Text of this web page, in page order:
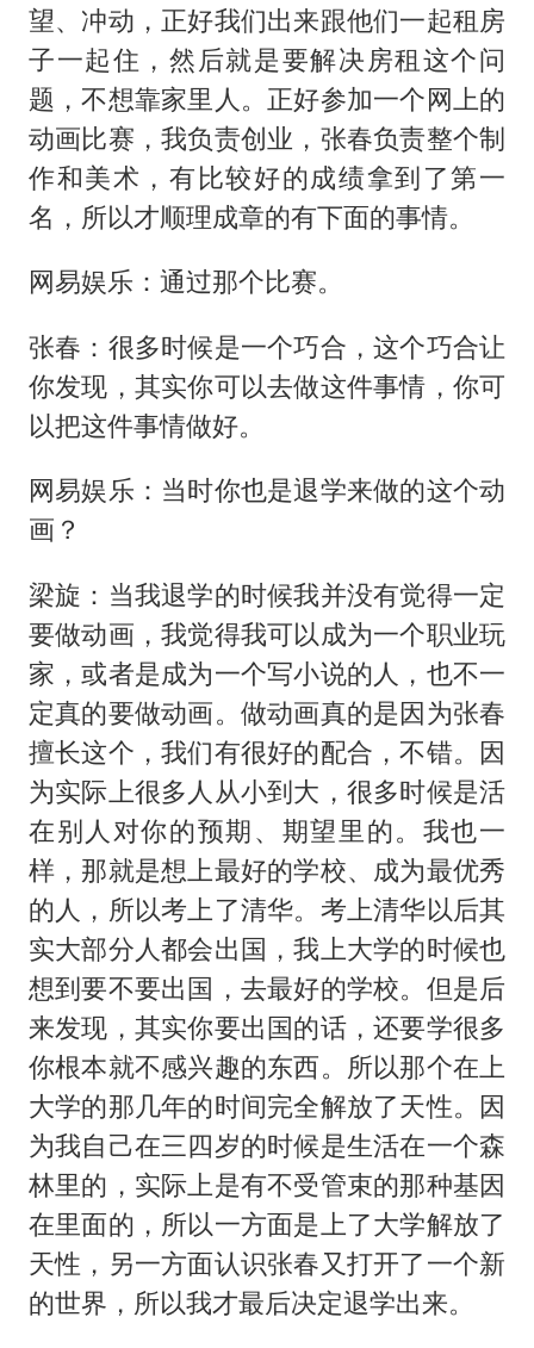
望、冲动，正好我们出来跟他们一起租房
子一起住，然后就是要解决房租这个问
题，不想靠家里人。正好参加一个网上的
动画比赛，我负责创业，张春负责整个制
作和美术，有比较好的成绩拿到了第一
名，所以才顺理成章的有下面的事情。
网易娱乐：通过那个比赛。
张春：很多时候是一个巧合，这个巧合让
你发现，其实你可以去做这件事情，你可
以把这件事情做好。
网易娱乐：当时你也是退学来做的这个动
画？
梁旋：当我退学的时候我并没有觉得一定
要做动画，我觉得我可以成为一个职业玩
家，或者是成为一个写小说的人，也不一
定真的要做动画。做动画真的是因为张春
擅长这个，我们有很好的配合，不错。因
为实际上很多人从小到大，很多时候是活
在别人对你的预期、期望里的。我也一
样，那就是想上最好的学校、成为最优秀
的人，所以考上了清华。考上清华以后其
实大部分人都会出国，我上大学的时候也
想到要不要出国，去最好的学校。但是后
来发现，其实你要出国的话，还要学很多
你根本就不感兴趣的东西。所以那个在上
大学的那几年的时间完全解放了天性。因
为我自己在三四岁的时候是生活在一个森
林里的，实际上是有不受管束的那种基因
在里面的，所以一方面是上了大学解放了
天性，另一方面认识张春又打开了一个新
的世界，所以我才最后决定退学出来。